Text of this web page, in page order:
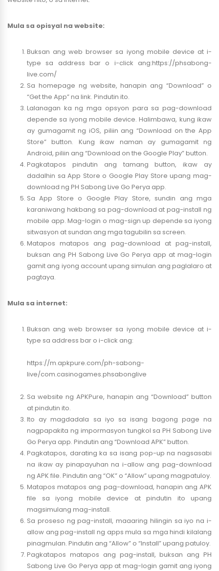
Mula sa opisyal na website:
Buksan ang web browser sa iyong mobile device at i-
type sa address bar o i-click ang:https://phsabong-
live.com/
Sa homepage ng website, hanapin ang “Download” o
“Get the App” na link. Pindutin ito.
Lalanagan ka ng mga opsyon para sa pag-download
depende sa iyong mobile device. Halimbawa, kung ikaw
ay gumagamit ng iOS, piliin ang “Download on the App
Store” button. Kung ikaw naman ay gumagamit ng
Android, piliin ang “Download on the Google Play” button.
Pagkatapos pindutin ang tamang button, ikaw ay
dadalhin sa App Store o Google Play Store upang mag-
download ng PH Sabong Live Go Perya app.
Sa App Store o Google Play Store, sundin ang mga
karaniwang hakbang sa pag-download at pag-install ng
mobile app. Mag-login o mag-sign up depende sa iyong
sitwasyon at sundan ang mga tagubilin sa screen.
Matapos matapos ang pag-download at pag-install,
buksan ang PH Sabong Live Go Perya app at mag-login
gamit ang iyong account upang simulan ang paglalaro at
pagtaya.
Mula sa internet:
Buksan ang web browser sa iyong mobile device at i-
type sa address bar o i-click ang:
https://m.apkpure.com/ph-sabong-
live/com.casinogames.phsabonglive
Sa website ng APKPure, hanapin ang “Download” button
at pindutin ito.
Ito ay magdadala sa iyo sa isang bagong page na
nagpapakita ng impormasyon tungkol sa PH Sabong Live
Go Perya app. Pindutin ang “Download APK” button.
Pagkatapos, darating ka sa isang pop-up na nagsasabi
na ikaw ay pinapayuhan na i-allow ang pag-download
ng APK file. Pindutin ang “OK” o “Allow” upang magpatuloy.
Matapos matapos ang pag-download, hanapin ang APK
file sa iyong mobile device at pindutin ito upang
magsimulang mag-install.
Sa proseso ng pag-install, maaaring hilingin sa iyo na i-
allow ang pag-install ng apps mula sa mga hindi kilalang
pinagmulan. Pindutin ang “Allow” o “Install” upang patuloy.
Pagkatapos matapos ang pag-install, buksan ang PH
Sabong Live Go Perya app at mag-login gamit ang iyong